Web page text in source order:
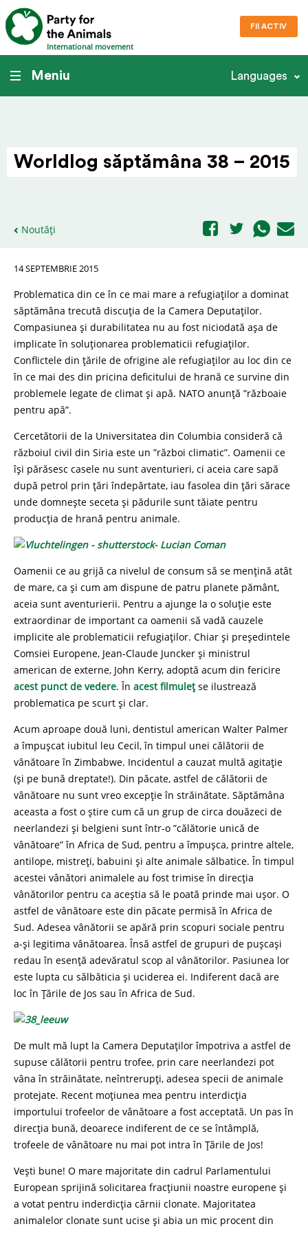
International movement
FII ACTIV
Meniu Languages
Worldlog săptămâna 38 – 2015
Noutăți
14 SEPTEMBRIE 2015
Problematica din ce în ce mai mare a refugiaților a dominat
săptămâna trecută discuția de la Camera Deputaților.
Compasiunea și durabilitatea nu au fost niciodată așa de
implicate în soluționarea problematicii refugiaților.
Conflictele din țările de ofrigine ale refugiaților au loc din ce
în ce mai des din pricina deficitului de hrană ce survine din
problemele legate de climat și apă. NATO anunță ”războaie
pentru apă”.
Cercetătorii de la Universitatea din Columbia consideră că
războiul civil din Siria este un ”război climatic”. Oamenii ce
își părăsesc casele nu sunt aventurieri, ci aceia care sapă
după petrol prin țări îndepărtate, iau fasolea din țări sărace
unde domnește seceta și pădurile sunt tăiate pentru
producția de hrană pentru animale.
Oamenii ce au grijă ca nivelul de consum să se mențină atât
de mare, ca și cum am dispune de patru planete pământ,
aceia sunt aventurierii. Pentru a ajunge la o soluție este
extraordinar de important ca oamenii să vadă cauzele
implicite ale problematicii refugiaților. Chiar și președintele
Comsiei Europene, Jean-Claude Juncker și ministrul
american de externe, John Kerry, adoptă acum din fericire
acest punct de vedere. În acest filmulețse ilustrează
problematica pe scurt și clar.
Acum aproape două luni, dentistul american Walter Palmer
a împușcat iubitul leu Cecil, în timpul unei călătorii de
vânătoare în Zimbabwe. Incidentul a cauzat multă agitație
(și pe bună dreptate!). Din păcate, astfel de călătorii de
vânătoare nu sunt vreo excepție în străinătate. Săptămâna
aceasta a fost o știre cum că un grup de circa douăzeci de
neerlandezi și belgieni sunt într-o ”călătorie unică de
vânătoare” în Africa de Sud, pentru a împușca, printre altele,
antilope, mistreți, babuini și alte animale sălbatice. În timpul
acestei vânători animalele au fost trimise în direcția
vânătorilor pentru ca aceștia să le poată prinde mai ușor. O
astfel de vânătoare este din păcate permisă în Africa de
Sud. Adesea vânătorii se apără prin scopuri sociale pentru
a-și legitima vânătoarea. Însă astfel de grupuri de pușcași
redau în esență adevăratul scop al vânătorilor. Pasiunea lor
este lupta cu sălbăticia și uciderea ei. Indiferent dacă are
loc în Țările de Jos sau în Africa de Sud.
De mult mă lupt la Camera Deputaților împotriva a astfel de
supuse călătorii pentru trofee, prin care neerlandezi pot
vâna în străinătate, neîntrerupți, adesea specii de animale
protejate. Recent moțiunea mea pentru interdicția
importului trofeelor de vânătoare a fost acceptată. Un pas în
direcția bună, deoarece indiferent de ce se întâmplă,
trofeele de vânătoare nu mai pot intra în Țările de Jos!
Vești bune! O mare majoritate din cadrul Parlamentului
European sprijină solicitarea fracțiunii noastre europene și
a votat pentru inderdicția cărnii clonate. Majoritatea
animalelor clonate sunt ucise și abia un mic procent din